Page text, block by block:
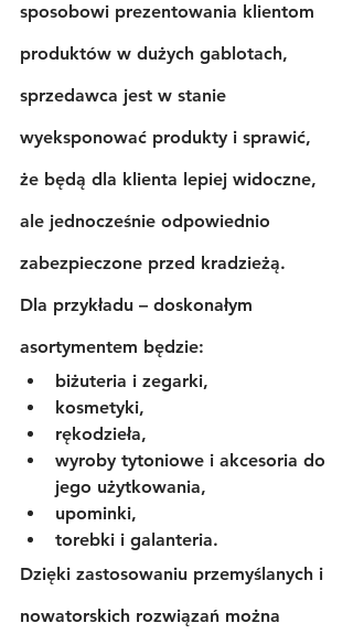
sposobowi prezentowania klientom
produktów w dużych gablotach,
sprzedawca jest w stanie
wyeksponować produkty i sprawić,
że będą dla klienta lepiej widoczne,
ale jednocześnie odpowiednio
zabezpieczone przed kradzieżą.
Dla przykładu – doskonałym
asortymentem będzie:
biżuteria i zegarki,
kosmetyki,
rękodzieła,
wyroby tytoniowe i akcesoria do
jego użytkowania,
upominki,
torebki i galanteria.
Dzięki zastosowaniu przemyślanych i
nowatorskich rozwiązań można